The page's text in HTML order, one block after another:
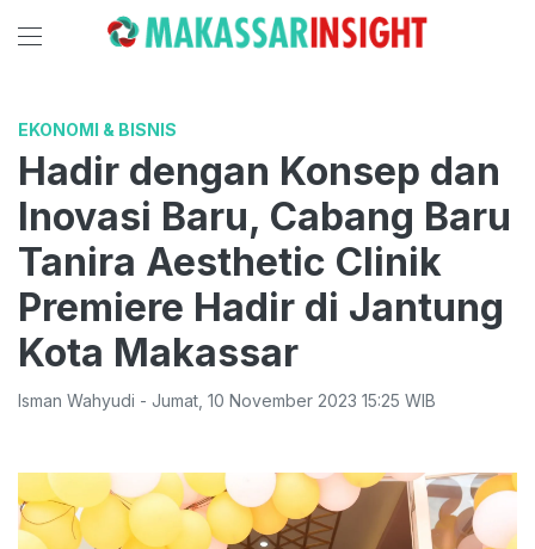
EKONOMI & BISNIS
Hadir dengan Konsep dan
Inovasi Baru, Cabang Baru
Tanira Aesthetic Clinik
Premiere Hadir di Jantung
Kota Makassar
Isman Wahyudi - Jumat 10 November 2023 15:25 WIB